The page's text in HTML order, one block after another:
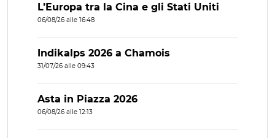
L’Europa tra la Cina e gli Stati Uniti
06/08/26 alle 16:48
Indikalps 2026 a Chamois
31/07/26 alle 09:43
Asta in Piazza 2026
06/08/26 alle 12:13